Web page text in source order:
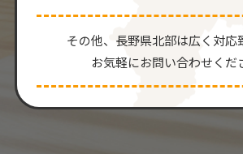
その他、⻑野県北部は広く対応
お気軽にお問い合わせくだ